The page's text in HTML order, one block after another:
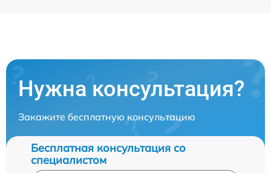
Нужна консультация?
Закажите бесплатную консультацию
Бесплатная консультация со
специалистом